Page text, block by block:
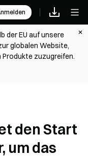
der EU auf unsere
globalen Website,
zuzugreifen.
den Start
um das